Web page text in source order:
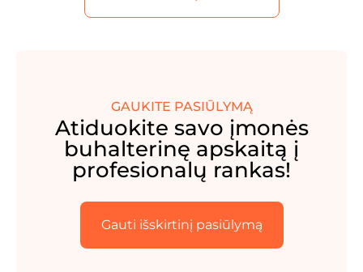
GAUKITE PASIŪLYMĄ
Atiduokite savo įmonės
buhalterinę apskaitą į
profesionalų rankas!
Gauti išskirtinį pasiūlymą